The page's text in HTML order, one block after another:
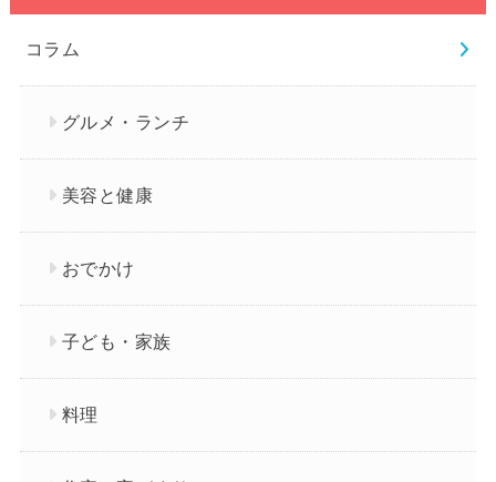
コラム
グルメ・ランチ
美容と健康
おでかけ
子ども・家族
料理